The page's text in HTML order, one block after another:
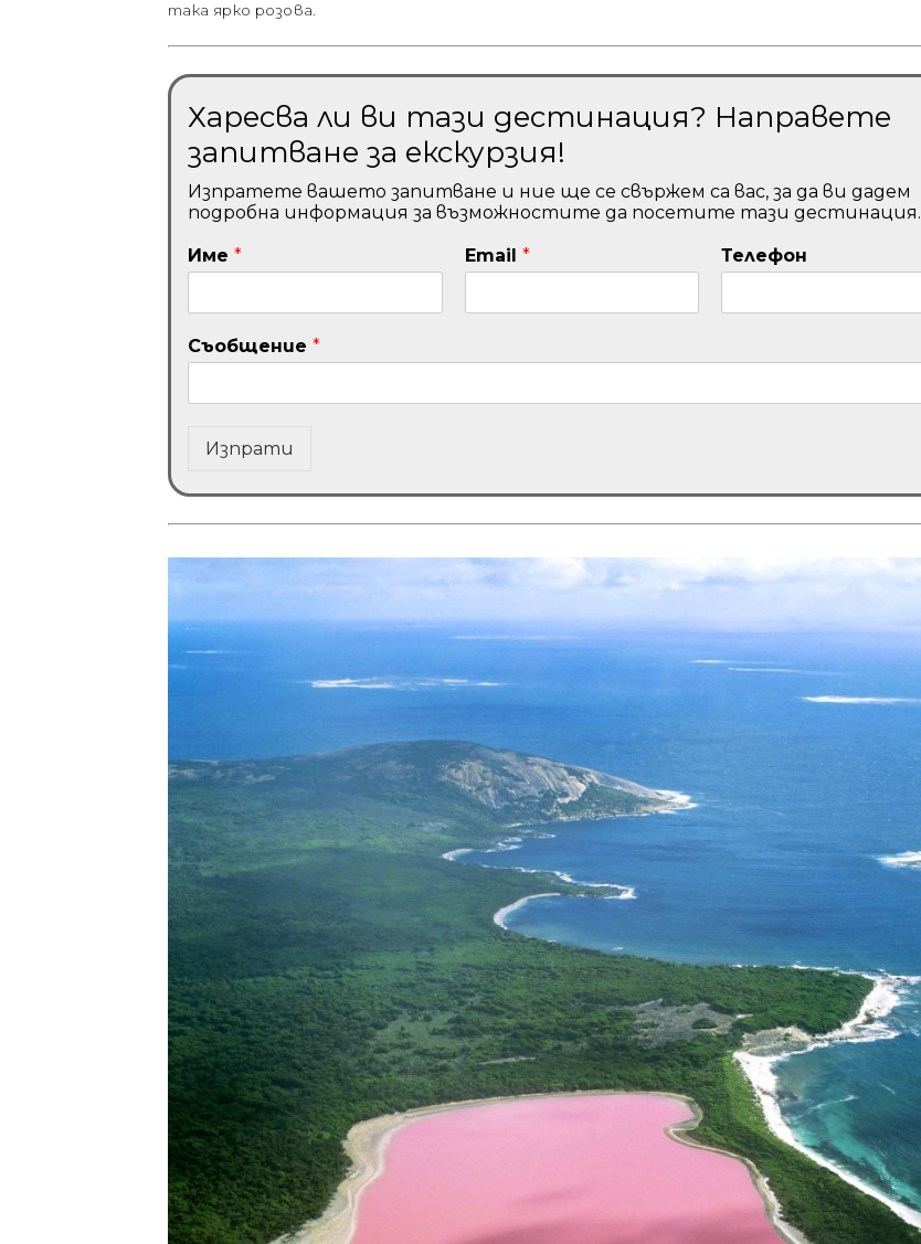
така ярко розова.
Харесва ли ви тази дестинация? Направете
запитване за екскурзия!
Изпратете вашето запитване и ние ще се свържем са вас, за да ви дадем
подробна информация за възможностите да посетите тази дестинация.
Име * Email* Телефон
Съобщение *
Изпрати